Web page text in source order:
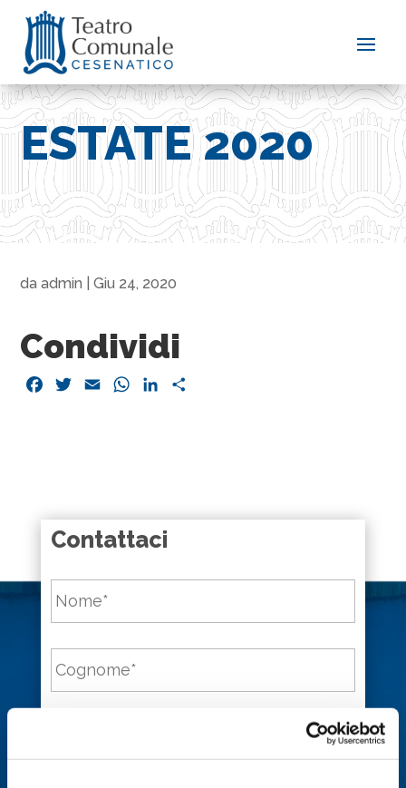
ESTATE 2020
daadmin |Giu 24, 2020
Condividi
Facebook
TwitterEmail WhatsApp
LinkedIn
Contattaci
Nome *
Cognome *